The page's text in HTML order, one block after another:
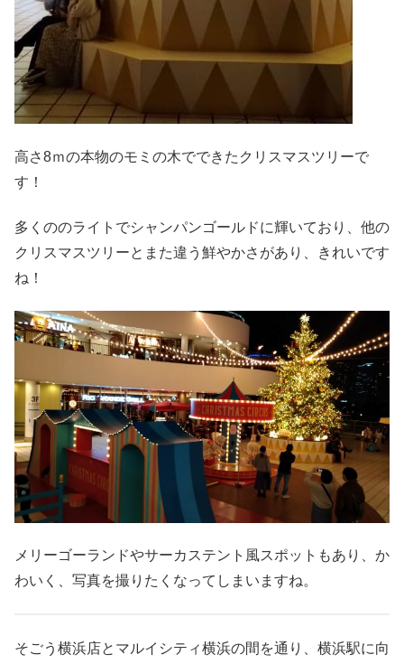
高さ8ｍの本物のモミの木でできたクリスマスツリーで
す！
多くののライトでシャンパンゴールドに輝いており、他の
クリスマスツリーとまた違う鮮やかさがあり、きれいです
ね！
メリーゴーランドやサーカステント風スポットもあり、か
わいく、写真を撮りたくなってしまいますね。
そごう横浜店とマルイシティ横浜の間を通り、横浜駅に向